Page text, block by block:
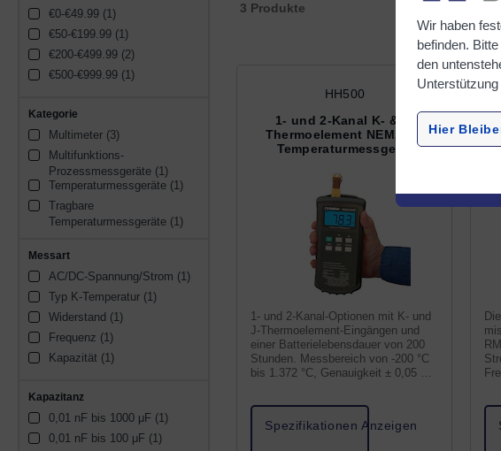
€0-€49.99 (1)
€50-€199.99 (1)
€200-€499.99 (2)
€500-€999.99 (1)
Kategorie
Multimeter (3)
Multifunktions-
Prozessmessgeräte (1)
Temperaturmessgeräte (1)
Tragbare
Temperaturmessgeräte (1)
Messart
AC/DC-Spannung/Strom (1)
Typ K-Temperatur (1)
Widerstand (1)
Frequenz (1)
Kapazität (1)
Kapazitanz
0,01 nF bis 1000 μF (1)
0,01 nF bis 100 μF (1)
3 Produkte
HH500
1- und 2-Kanal K- & J-
Thermoelement NEMA-4X
Temperaturmessgerät
1- und 2-Kanal-Optionen mit K- und
J-Thermoelement-Eingängen und
einer Batterielebensdauer von 200
Stunden. Messbereich von -200 °C
bis 1.372 °C, Genauigkeit ± 0,05 %
Spezifikationen Anzeigen
Wir haben
befinden.
den
Hier